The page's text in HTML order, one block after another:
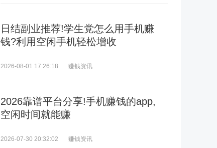
日结副业推荐!学生党怎么用手机赚
钱?利用空闲手机轻松增收
2026-08-01 17:26:18 赚钱资讯
2026靠谱平台分享!手机赚钱的app,
空闲时间就能赚
2026-07-30 20:32:02 赚钱资讯